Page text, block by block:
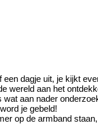
dagje uit, je kijkt
wereld aan het
aan nader
je gebeld!
op de armband